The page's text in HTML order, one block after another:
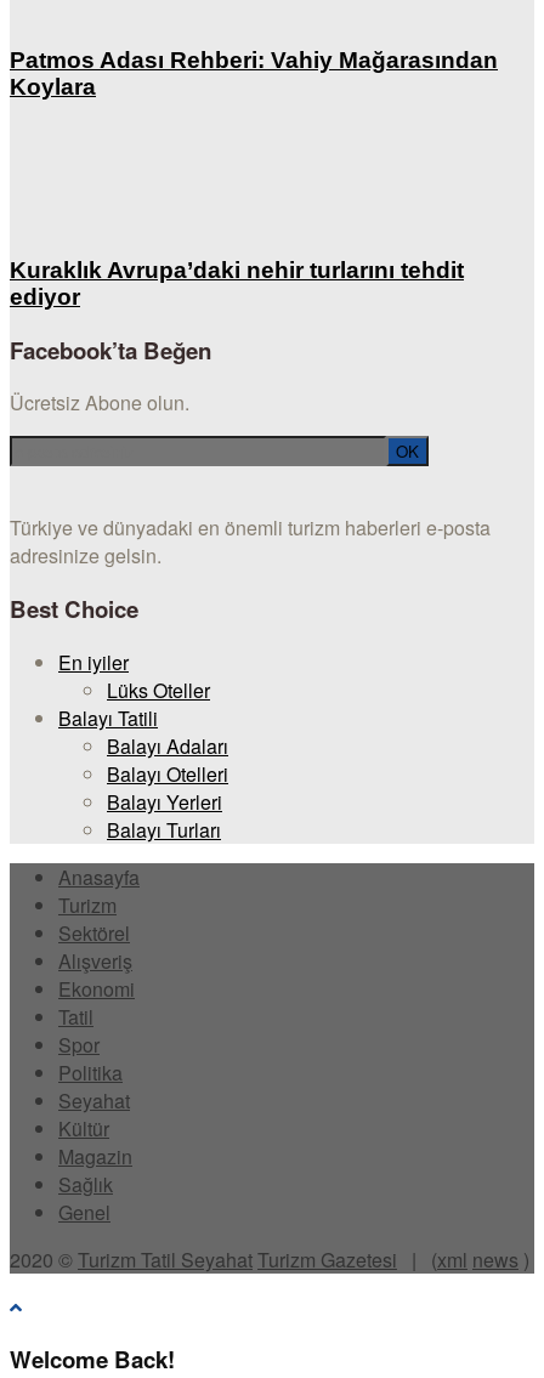
Patmos Adası Rehberi: Vahiy Mağarasından
Koylara
Kuraklık Avrupa’daki nehir turlarını tehdit
ediyor
Facebook’ta Beğen
Ücretsiz Abone olun.
Türkiye ve dünyadaki en önemli turizm haberleri e-posta
adresinize gelsin.
Best Choice
En iyiler
Lüks Oteller
Balayı Tatili
Balayı Adaları
Balayı Otelleri
Balayı Yerleri
Balayı Turları
Anasayfa
Turizm
Sektörel
Alışveriş
Ekonomi
Tatil
Spor
Politika
Seyahat
Kültür
Magazin
Sağlık
Genel
2020 ©Turizm Tatil SeyahatTurizm Gazetesi | (xml news )
Welcome Back!